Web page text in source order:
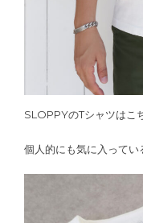
SLOPPYのTシャツはこ
個人的にも気に入ってい